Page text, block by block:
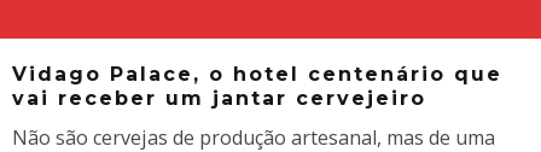
Vidago Palace, o hotel centenário que
vai receber um jantar cervejeiro
Não são cervejas de produção artesanal, mas de uma